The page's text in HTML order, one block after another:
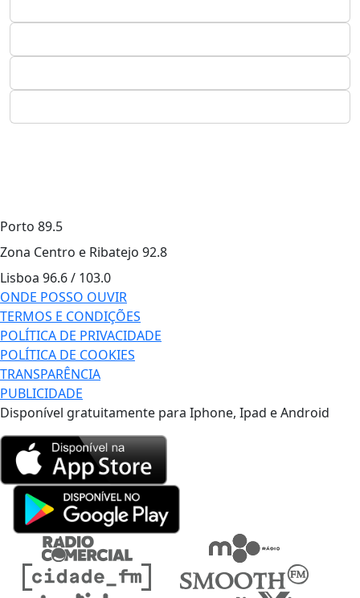
Porto 89.5
Zona Centro e Ribatejo 92.8
Lisboa 96.6 / 103.0
ONDE POSSO OUVIR
TERMOS E CONDIÇÕES
POLÍTICA DE PRIVACIDADE
POLÍTICA DE COOKIES
TRANSPARÊNCIA
PUBLICIDADE
Disponível gratuitamente para Iphone, Ipad e Android